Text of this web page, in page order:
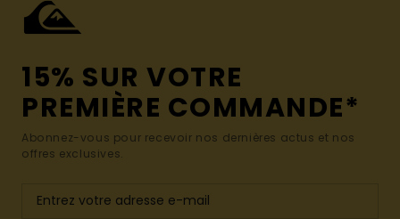
15% SUR VOTRE
PREMIÈRE COMMANDE*
Abonnez-vous pour recevoir nos dernières actus et nos
offres exclusives.